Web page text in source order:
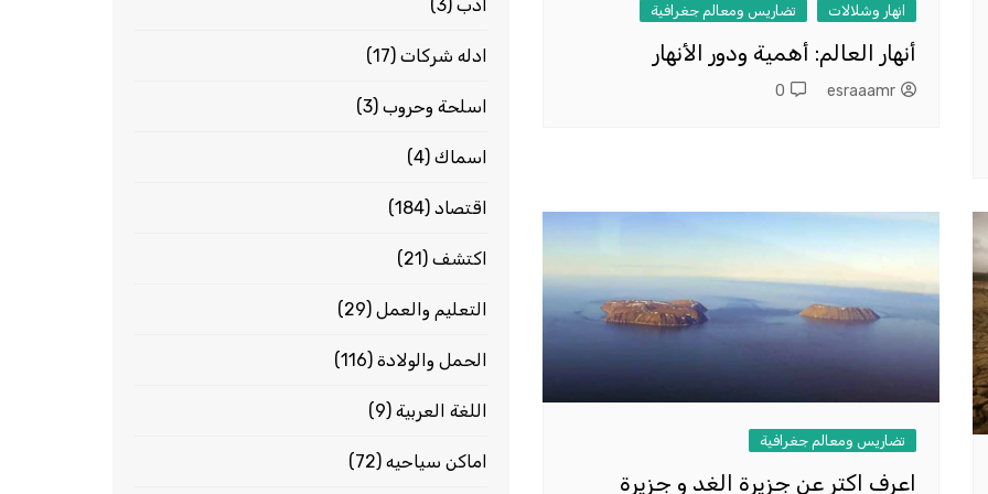
انهار وشلالات تضاريس ومعالم جغرافية
أنهار العالم: أهمية ودور الأنهار
esraaamr
0
تضاريس ومعالم جغرافية
اعرف اكتر عن جزيرة الغد و جزيرة
ادب (3)
ادله شركات (17)
اسلحة وحروب (3)
اسماك (4)
اقتصاد (184)
اكتشف (21)
التعليم والعمل (29)
الحمل والولادة (116)
اللغة العربية (9)
اماكن سياحيه (72)